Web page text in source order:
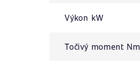
Výkon kW
Točivý moment Nm